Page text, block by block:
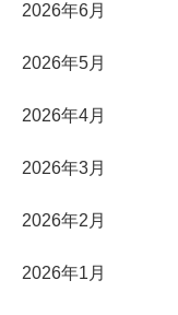
2026年6月
2026年5月
2026年4月
2026年3月
2026年2月
2026年1月